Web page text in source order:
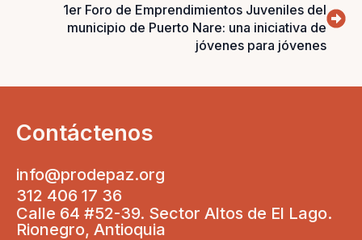
1er Foro de Emprendimientos Juveniles del
municipio de Puerto Nare: una iniciativa de
jóvenes para jóvenes
Contáctenos
info@prodepaz.org
312 406 17 36
Calle 64 #52-39. Sector Altos de El Lago.
Rionegro, Antioquia